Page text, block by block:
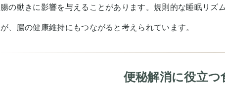
腸の動きに影響を与えることがあります。規則的な睡眠リズ
が、腸の健康維持にもつながると考えられています。
便秘解消に役立つ